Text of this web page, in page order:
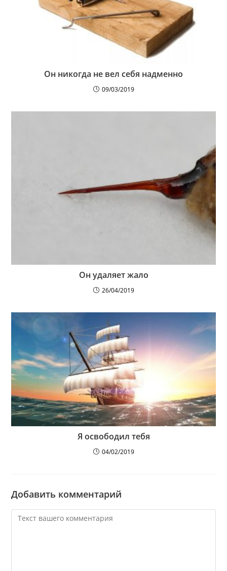
Он никогда не вел себя надменно
09/03/2019
Он удаляет жало
26/04/2019
Я освободил тебя
04/02/2019
Добавить комментарий